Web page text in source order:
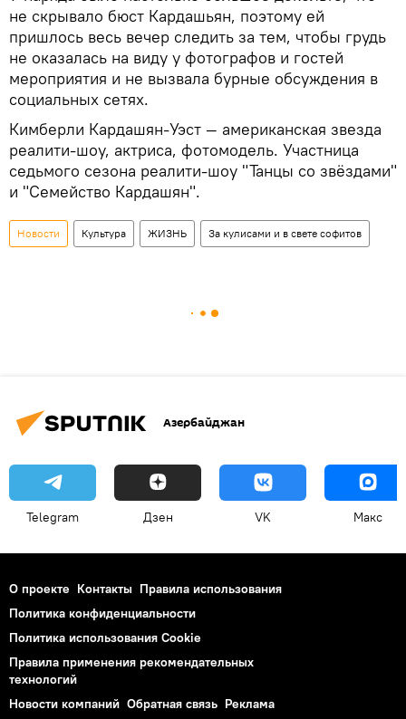
не скрывало бюст Кардашьян, поэтому ей
пришлось весь вечер следить за тем, чтобы грудь
не оказалась на виду у фотографов и гостей
мероприятия и не вызвала бурные обсуждения в
социальных сетях.
Кимберли Кардашян-Уэст — американская звезда
реалити-шоу, актриса, фотомодель. Участница
седьмого сезона реалити-шоу "Танцы со звёздами"
и "Семейство Кардашян".
Новости Культура ЖИЗНЬ За кулисами и в свете софитов
Азербайджан
Telegram Дзен VK Макс
О проекте Контакты Правила использования
Политика конфиденциальности
Политика использования Cookie
Правила применения рекомендательных
технологий
Новости компаний Обратная связь Реклама